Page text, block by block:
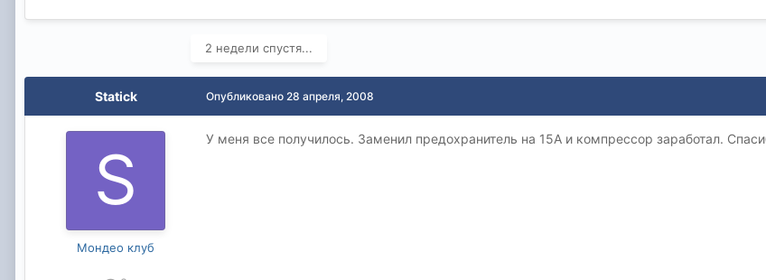
2 недели спустя...
Statick
Мондео клуб
Опубликовано 28 апреля, 2008
У меня все получилось. Заменил предохранитель на 15А и компрессор заработал.